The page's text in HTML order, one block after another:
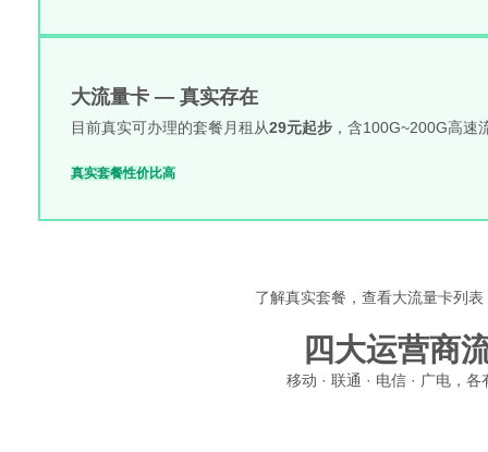
大流量卡 — 真实存在
目前真实可办理的套餐月租从29元起步 ，含100G~200G高速
真实套餐性价比高
了解真实套餐，查看大流量卡列
四大运营商
移动 · 联通 · 电信 · 广电，